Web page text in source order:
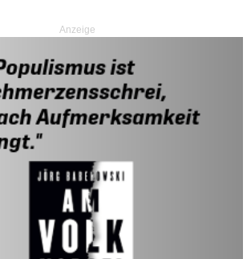
Anzeige